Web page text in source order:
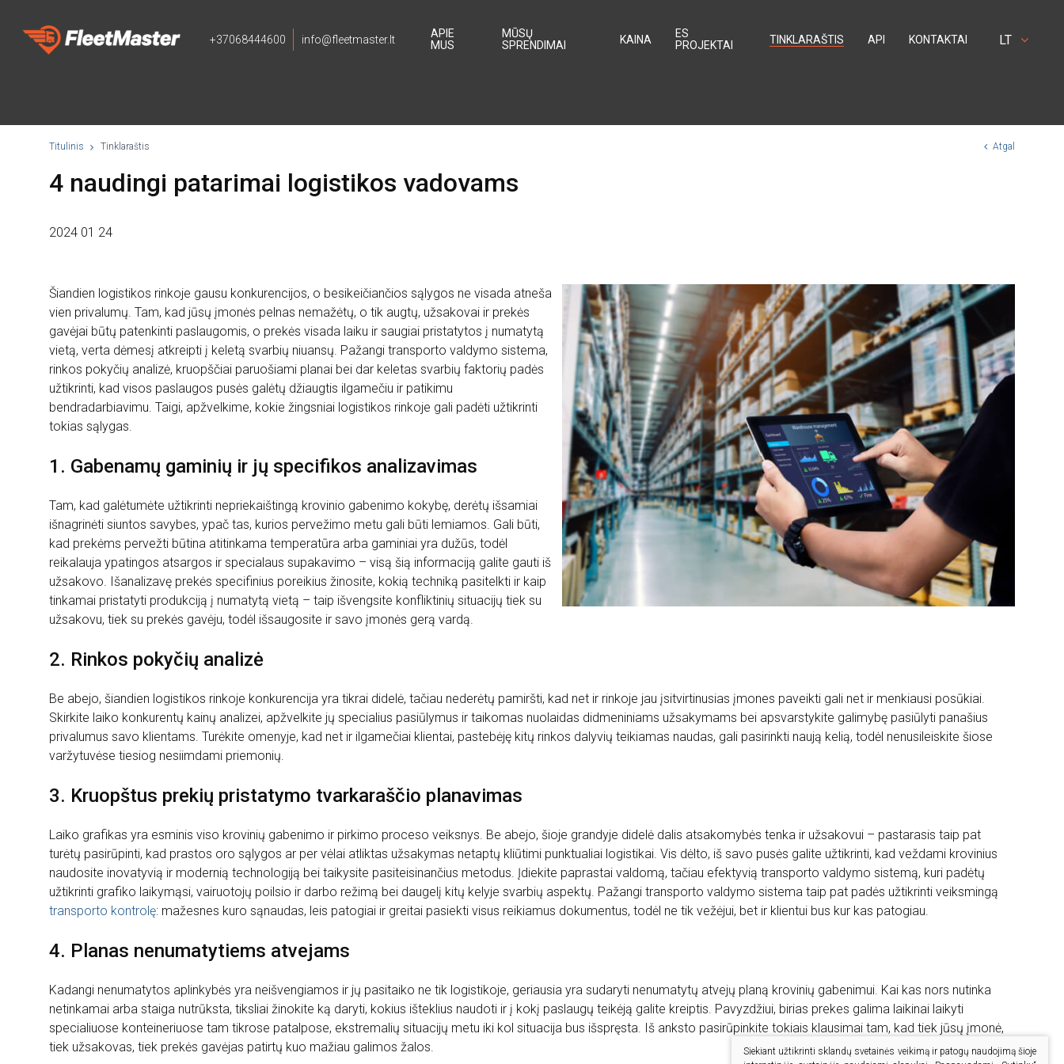
+37068444600 info@fleetmaster.lt
APIE
MUS
MŪSŲ
SPRENDIMAI
KAINA
ES
PROJEKTAI
TINKLARAŠTIS API KONTAKTAI LT
Titulinis Tinklaraštis Atgal
4 naudingi patarimai logistikos vadovams
2024 01 24
Šiandien logistikos rinkoje gausu konkurencijos, o besikeičiančios sąlygos ne visada atneša
vien privalumų. Tam, kad jūsų įmonės pelnas nemažėtų, o tik augtų, užsakovai ir prekės
gavėjai būtų patenkinti paslaugomis, o prekės visada laiku ir saugiai pristatytos į numatytą
vietą, verta dėmesį atkreipti į keletą svarbių niuansų. Pažangi transporto valdymo sistema,
rinkos pokyčių analizė, kruopščiai paruošiami planai bei dar keletas svarbių faktorių padės
užtikrinti, kad visos paslaugos pusės galėtų džiaugtis ilgamečiu ir patikimu
bendradarbiavimu. Taigi, apžvelkime, kokie žingsniai logistikos rinkoje gali padėti užtikrinti
tokias sąlygas.
1. Gabenamų gaminių ir jų specifikos analizavimas
Tam, kad galėtumėte užtikrinti nepriekaištingą krovinio gabenimo kokybę, derėtų išsamiai
išnagrinėti siuntos savybes, ypač tas, kurios pervežimo metu gali būti lemiamos. Gali būti,
kad prekėms pervežti būtina atitinkama temperatūra arba gaminiai yra dužūs, todėl
reikalauja ypatingos atsargos ir specialaus supakavimo – visą šią informaciją galite gauti iš
užsakovo. Išanalizavę prekės specifinius poreikius žinosite, kokią techniką pasitelkti ir kaip
tinkamai pristatyti produkciją į numatytą vietą – taip išvengsite konfliktinių situacijų tiek su
užsakovu, tiek su prekės gavėju, todėl išsaugosite ir savo įmonės gerą vardą.
2. Rinkos pokyčių analizė
Be abejo, šiandien logistikos rinkoje konkurencija yra tikrai didelė, tačiau nederėtų pamiršti, kad net ir rinkoje jau įsitvirtinusias įmones paveikti gali net ir menkiausi posūkiai.
Skirkite laiko konkurentų kainų analizei, apžvelkite jų specialius pasiūlymus ir taikomas nuolaidas didmeniniams užsakymams bei apsvarstykite galimybę pasiūlyti panašius
privalumus savo klientams. Turėkite omenyje, kad net ir ilgamečiai klientai, pastebėję kitų rinkos dalyvių teikiamas naudas, gali pasirinkti naują kelią, todėl nenusileiskite šiose
varžytuvėse tiesiog nesiimdami priemonių.
3. Kruopštus prekių pristatymo tvarkaraščio planavimas
Laiko grafikas yra esminis viso krovinių gabenimo ir pirkimo proceso veiksnys. Be abejo, šioje grandyje didelė dalis atsakomybės tenka ir užsakovui – pastarasis taip pat
turėtų pasirūpinti, kad prastos oro sąlygos ar per vėlai atliktas užsakymas netaptų kliūtimi punktualiai logistikai. Vis dėlto, iš savo pusės galite užtikrinti, kad veždami krovinius
naudosite inovatyvią ir modernią technologiją bei taikysite pasiteisinančius metodus. Įdiekite paprastai valdomą, tačiau efektyvią transporto valdymo sistemą, kuri padėtų
užtikrinti grafiko laikymąsi, vairuotojų poilsio ir darbo režimą bei daugelį kitų kelyje svarbių aspektų. Pažangi transporto valdymo sistema taip pat padės užtikrinti veiksmingą
transporto kontrolę: mažesnes kuro sąnaudas, leis patogiai ir greitai pasiekti visus reikiamus dokumentus, todėl ne tik vežėjui, bet ir klientui bus kur kas patogiau.
4. Planas nenumatytiems atvejams
Kadangi nenumatytos aplinkybės yra neišvengiamos ir jų pasitaiko ne tik logistikoje, geriausia yra sudaryti nenumatytų atvejų planą krovinių gabenimui. Kai kas nors nutinka
netinkamai arba staiga nutrūksta, tiksliai žinokite ką daryti, kokius išteklius naudoti ir į kokį paslaugų teikėją galite kreiptis. Pavyzdžiui, birias prekes galima laikinai laikyti
specialiuose konteineriuose tam tikrose patalpose, ekstremalių situacijų metu iki kol situacija bus išspręsta. Iš anksto pasirūpinkite tokiais klausimai tam, kad tiek jūsų įmonė,
tiek užsakovas, tiek prekės gavėjas patirtų kuo mažiau galimos žalos.
Siekiant užtikrinti sklandų svetainės veikimą ir patogų naudojimą šioje